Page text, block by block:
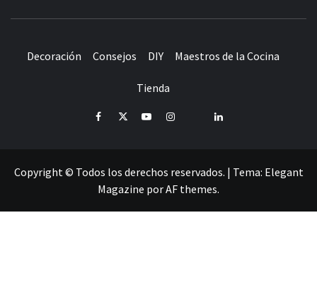
Decoración Consejos DIY Maestros de la Cocina
Tienda
FacebookTwitterYoutubeInstagramPinterestLinkedIn
Copyright © Todos los derechos reservados. | Tema: Elegant
Magazine porAF themes.